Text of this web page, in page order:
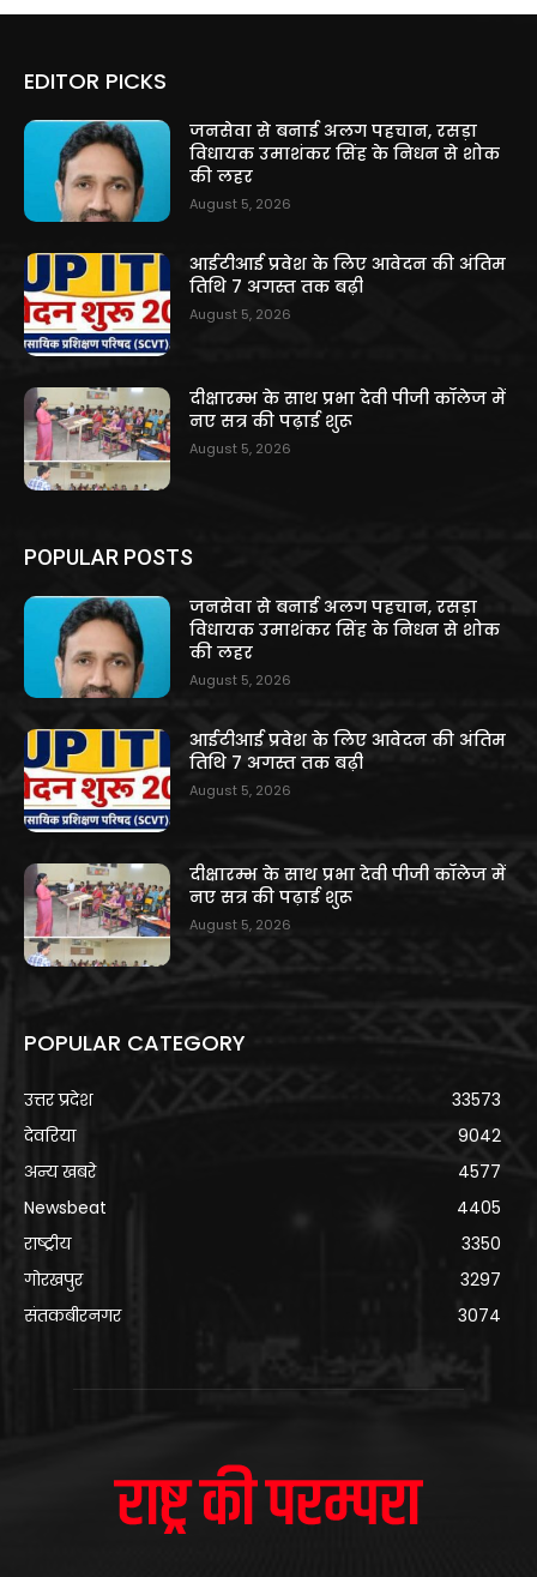
EDITOR PICKS
जनसेवा से बनाई अलग पहचान, रसड़ा
विधायक उमाशंकर सिंह के निधन से शोक
की लहर
August 5, 2026
आईटीआई प्रवेश के लिए आवेदन की अंतिम
तिथि 7 अगस्त तक बढ़ी
August 5, 2026
दीक्षारम्भ के साथ प्रभा देवी पीजी कॉलेज में
नए सत्र की पढ़ाई शुरू
August 5, 2026
POPULAR POSTS
जनसेवा से बनाई अलग पहचान, रसड़ा
विधायक उमाशंकर सिंह के निधन से शोक
की लहर
August 5, 2026
आईटीआई प्रवेश के लिए आवेदन की अंतिम
तिथि 7 अगस्त तक बढ़ी
August 5, 2026
दीक्षारम्भ के साथ प्रभा देवी पीजी कॉलेज में
नए सत्र की पढ़ाई शुरू
August 5, 2026
POPULAR CATEGORY
उत्तर प्रदेश
33573
देवरिया
9042
अन्य खबरे
4577
Newsbeat
4405
राष्ट्रीय
3350
गोरखपुर
3297
संतकबीरनगर
3074